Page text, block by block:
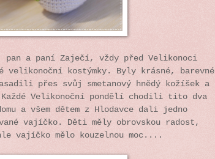
a paní Zaječí, vždy před Velikonoci
kostýmky. Byly krásné, barevné
přes svůj smetanový hnědý kožíšek a
Velikonoční pondělí chodili tito dva
a všem dětem z Hlodavce dali jedno
vajíčko. Děti měly obrovskou radost,
vajíčko mělo kouzelnou moc....